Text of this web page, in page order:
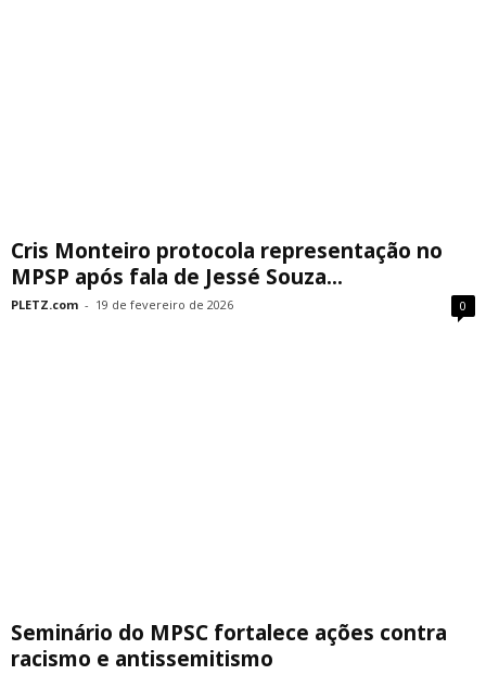
Cris Monteiro protocola representação no
MPSP após fala de Jessé Souza...
PLETZ.com - 19 de fevereiro de 2026 0
Seminário do MPSC fortalece ações contra
racismo e antissemitismo